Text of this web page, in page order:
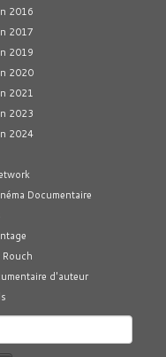
2016
2017
2019
2020
2021
2023
2024
Documentaire
d'auteur